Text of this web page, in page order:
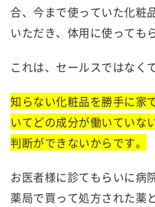
合、今まで使っていた化粧
いただき、体用に使っても
これは、セールスではなくて
知らない化粧品を勝手に家
いてどの成分が働いていな
判断ができないからです。
お医者様に診てもらいに病
薬局で買って処方された薬